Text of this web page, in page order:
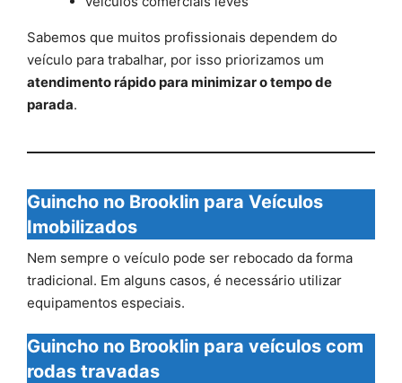
Sabemos que muitos profissionais dependem do
veículo para trabalhar, por isso priorizamos um
atendimento rápido para minimizar o tempo de
parada.
Guincho no Brooklin para Veículos
Imobilizados
Nem sempre o veículo pode ser rebocado da forma
tradicional. Em alguns casos, é necessário utilizar
equipamentos especiais.
Guincho no Brooklin para veículos com
rodas travadas